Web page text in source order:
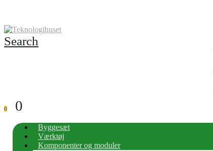
Search
0 0
Byggesæt
Værktøj
Komponenter og moduler